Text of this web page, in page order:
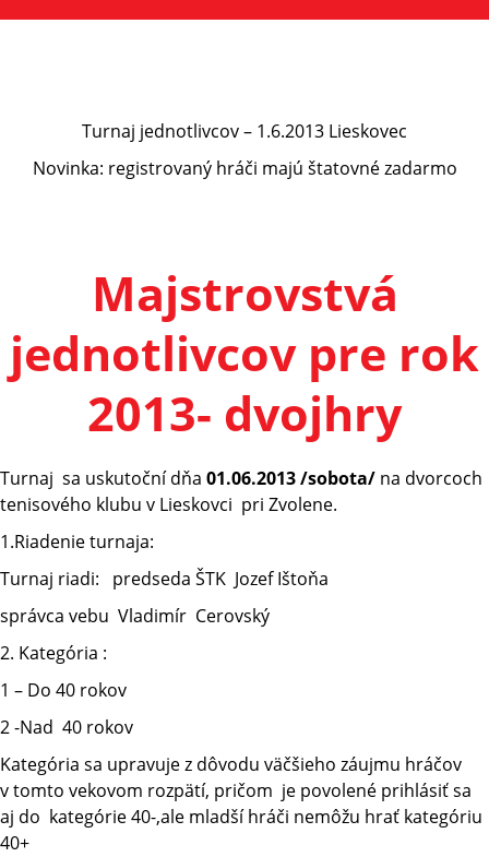
Turnaj jednotlivcov – 1.6.2013 Lieskovec
Novinka: registrovaný hráči majú štatovné zadarmo
Majstrovstvá
jednotlivcov pre rok
2013- dvojhry
Turnaj sa uskutoční dňa 01.06.2013 /sobota/ na dvorcoch
tenisového klubu v Lieskovci pri Zvolene.
1.Riadenie turnaja:
Turnaj riadi: predseda ŠTK Jozef Ištoňa
správca vebu Vladimír Cerovský
2. Kategória :
1 – Do 40 rokov
2 -Nad 40 rokov
Kategória sa upravuje z dôvodu väčšieho záujmu hráčov
v tomto vekovom rozpätí, pričom je povolené prihlásiť sa
aj do kategórie 40-,ale mladší hráči nemôžu hrať kategóriu
40+